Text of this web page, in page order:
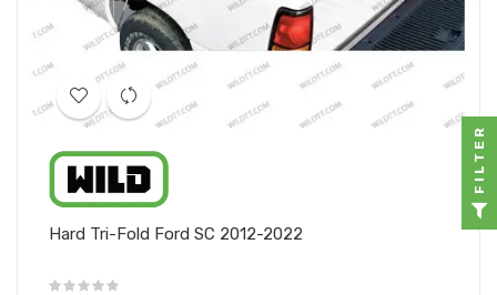
Hard Tri-Fold Ford SC 2012-2022
FILTER